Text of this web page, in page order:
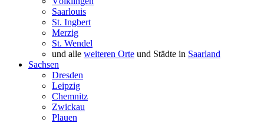
Saarlouis
St. Ingbert
Merzig
St. Wendel
und alle weiteren Orte und Städte in Saarland
Sachsen
Dresden
Leipzig
Chemnitz
Zwickau
Plauen